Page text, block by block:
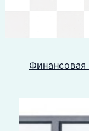
Финансовая